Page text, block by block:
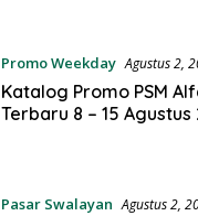
Promo Weekday Agustus 2,
Katalog Promo PSM
Terbaru 8 – 15 Agustus
Pasar Swalayan Agustus 2,